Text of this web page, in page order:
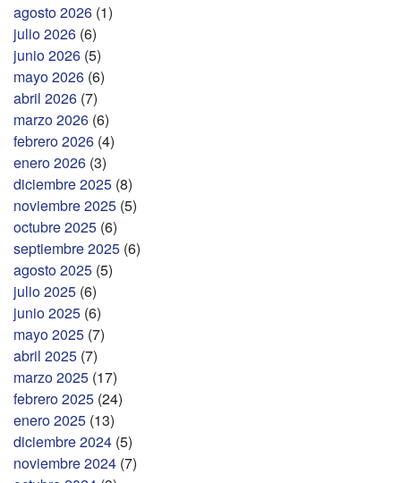
agosto 2026 (1)
julio 2026 (6)
junio 2026 (5)
mayo 2026 (6)
abril 2026 (7)
marzo 2026 (6)
febrero 2026 (4)
enero 2026 (3)
diciembre 2025 (8)
noviembre 2025 (5)
octubre 2025 (6)
septiembre 2025 (6)
agosto 2025 (5)
julio 2025 (6)
junio 2025 (6)
mayo 2025 (7)
abril 2025 (7)
marzo 2025 (17)
febrero 2025 (24)
enero 2025 (13)
diciembre 2024 (5)
noviembre 2024 (7)